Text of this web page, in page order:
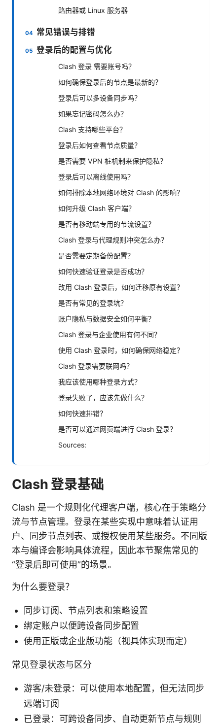
路由器或 Linux 服务器
常见错误与排错
登录后的配置与优化
Clash 登录 需要账号吗？
如何确保登录后的节点是最新的？
登录后可以多设备同步吗？
如果忘记密码怎么办？
Clash 支持哪些平台？
登录后如何查看节点质量？
是否需要 VPN 桩机制来保护隐私？
登录后可以离线使用吗？
如何排除本地网络环境对 Clash 的影响？
如何升级 Clash 客户端？
是否有移动端专用的节流设置？
Clash 登录与代理规则冲突怎么办？
是否需要定期备份配置？
如何快速验证登录是否成功？
改用 Clash 登录后，如何迁移原有设置？
是否有常见的登录坑？
账户隐私与数据安全如何平衡？
Clash 登录与企业使用有何不同？
使用 Clash 登录时，如何确保网络稳定？
Clash 登录需要联网吗？
我应该使用哪种登录方式？
登录失败了，应该先做什么？
如何快速排错？
是否可以通过网页端进行 Clash 登录？
Sources:
Clash 登录基础
Clash 是一个规则化代理客户端，核心在于策略分
流与节点管理。登录在某些实现中意味着认证用
户、同步节点列表、或授权使用某些服务。不同版
本与编译会影响具体流程，因此本节聚焦常见的
“登录后即可使用”的场景。
为什么要登录？
同步订阅、节点列表和策略设置
绑定账户以便跨设备同步配置
使用正版或企业版功能（视具体实现而定）
常见登录状态与区分
游客/未登录：可以使用本地配置，但无法同步
远端订阅
已登录：可跨设备同步、自动更新节点与规则